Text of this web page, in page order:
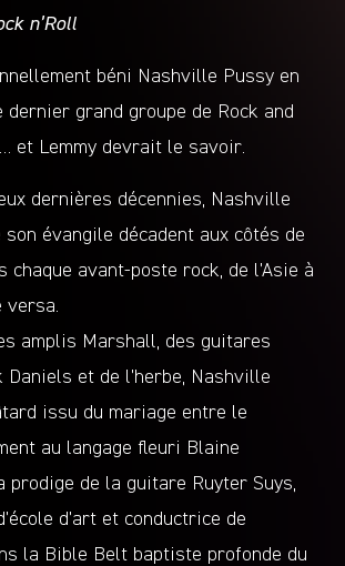
n’Roll
béni Nashville Pussy en
dernier grand groupe de Rock and
et Lemmy devrait le savoir.
dernières décennies, Nashville
son évangile décadent aux côtés de
chaque avant-poste rock, de l’Asie à
versa.
amplis Marshall, des guitares
Daniels et de l’herbe, Nashville
issu du mariage entre le
au langage fleuri Blaine
de la guitare Ruyter Suys,
d’art et conductrice de
la Bible Belt baptiste profonde du